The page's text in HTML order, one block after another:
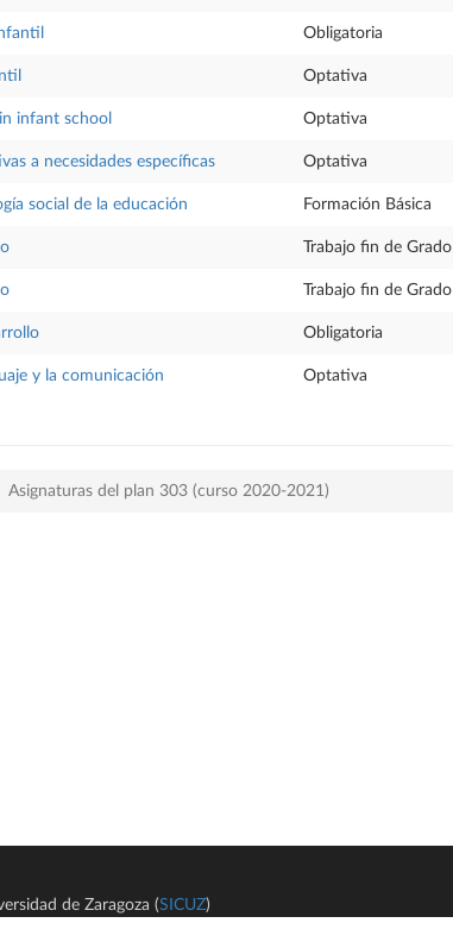
Obligatoria
Optativa
infant school Optativa
a necesidades específicas Optativa
social de la educación Formación Básica
Trabajo fin de Grado
Trabajo fin de Grado
Obligatoria
y la comunicación Optativa
Asignaturas del plan 303 (curso 2020-2021)
de Zaragoza (SICUZ)